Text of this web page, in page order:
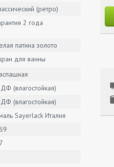
(ретро)
2 года
патина золото
для ванны
(влагостойкая)
(влагостойкая)
Sayerlack Италия